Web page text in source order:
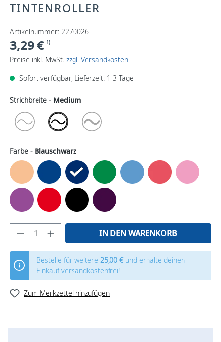
TINTENROLLER
Artikelnummer: 2270026
3,29 € 1)
Preise inkl. MwSt. zzgl. Versandkosten
Sofort verfügbar, Lieferzeit: 1-3 Tage
Strichbreite - Medium
Farbe - Blauschwarz
IN DEN WARENKORB
Bestelle für weitere 25,00 €und erhalte deinen
Einkauf versandkostenfrei!
Zum Merkzettel hinzufügen